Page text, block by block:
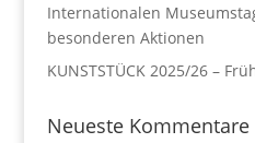
Internationalen
besonderen Aktionen
KUNSTSTÜCK 2025/26 –
Neueste Kommentare